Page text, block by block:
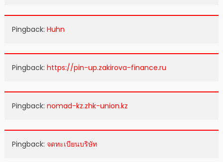
Pingback: Huhn
Pingback: https://pin-up.zakirova-finance.ru
Pingback: nomad-kz.zhk-union.kz
Pingback: จดทะเบียนบริษัท